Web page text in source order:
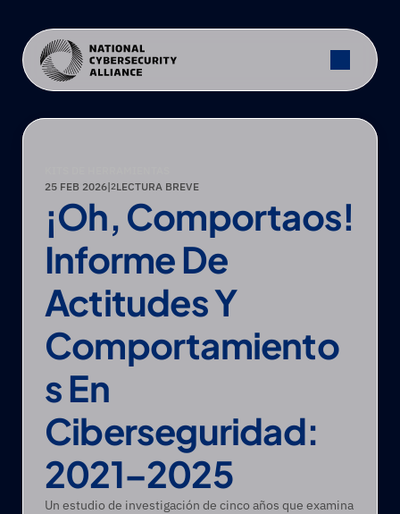
25 FEB 2026|2LECTURA BREVE
¡Oh, Comportaos!
Informe De
Actitudes Y
Comportamiento
S En
Ciberseguridad:
2021–2025
Un estudio de investigación de cinco años que examina